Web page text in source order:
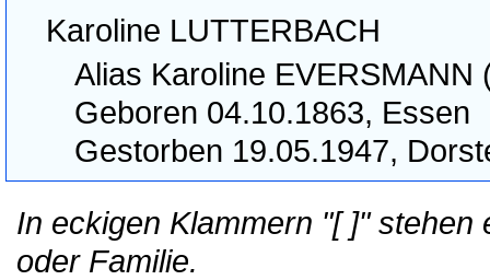
Karoline LUTTERBACH
Alias Karoline EVERSMANN
Geboren 04.10.1863, Essen
Gestorben 19.05.1947,
In eckigen Klammern "[ ]"
oder Familie.